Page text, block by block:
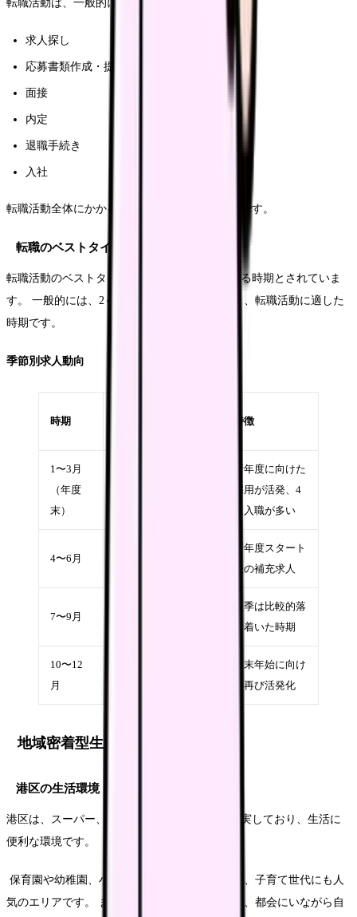
転職活動は、一般的に以下の流れで進みます。
求人探し
応募書類作成・提出
面接
内定
退職手続き
入社
転職活動全体にかかる期間は、平均で2～3ヶ月です。
転職のベストタイミング
転職活動のベストタイミングは、求人数が増える時期とされていま
す。 一般的には、2～3月、8～9月が求人が多く、転職活動に適した
時期です。
季節別求人動向
時期 特徴
1〜3月
（年度
末）
新年度に向けた
採用が活発、4
月入職が多い
4〜6月
新年度スタート
後の補充求人
7〜9月
夏季は比較的落
ち着いた時期
10〜12
月
年末年始に向け
て再び活発化
地域密着型生活情報
港区の生活環境
港区は、スーパー、コンビニ、飲食店などが充実しており、生活に
便利な環境です。
保育園や幼稚園、小学校などの教育機関も多く、子育て世代にも人
気のエリアです。 また、公園や緑地も多いので、都会にいながら自